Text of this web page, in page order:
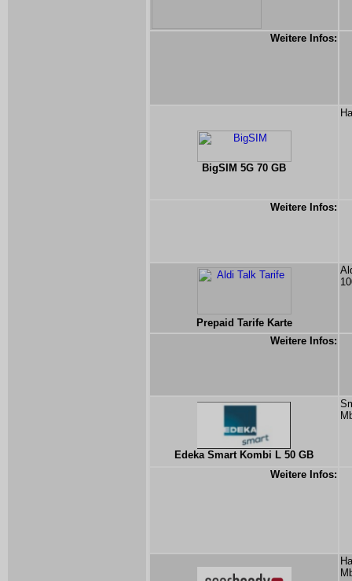
Weitere Infos:
BigSIM 5G 70 GB
Weitere Infos:
Prepaid Tarife Karte
Weitere Infos:
Edeka Smart Kombi L 50 GB
Weitere Infos: